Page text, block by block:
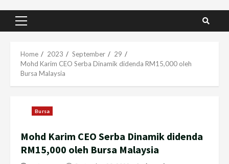
Primary
Home 2023 September
29
Mohd Karim CEO Serba Dinamik didenda RM15,000 oleh
Bursa Malaysia
Bursa
Mohd Karim CEO Serba Dinamik didenda
RM15,000 oleh Bursa Malaysia